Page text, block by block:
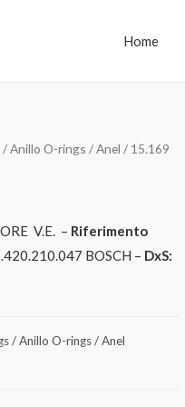
Home
Anillo O-rings / Anel / 15.169
V.E. – Riferimento
BOSCH – DxS:
/ Anillo O-rings / Anel